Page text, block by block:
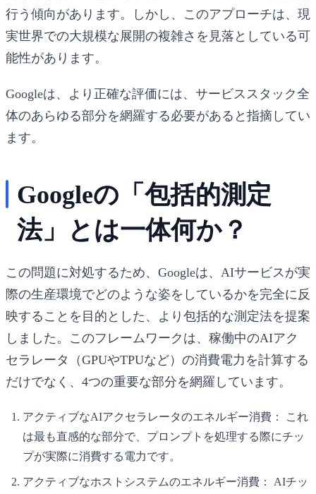
行う傾向があります。しかし、このアプローチは、現
実世界での大規模な展開の複雑さを見落としている可
能性があります。
Googleは、より正確な評価には、サービススタック全
体のあらゆる部分を網羅する必要があると指摘してい
ます。
Googleの「包括的測定
法」とは一体何か？
この問題に対処するため、Googleは、AIサービスが実
際の生産環境でどのような姿をしているかを完全に反
映することを目的とした、より包括的な測定法を提案
しました。このフレームワークは、稼働中のAIアク
セラレータ（GPUやTPUなど）の消費電力を計算する
だけでなく、4つの重要な部分を網羅しています。
アクティブなAIアクセラレータのエネルギー消費：
これ
は最も直感的な部分で、プロンプトを処理する際にチッ
プが実際に消費する電力です。
アクティブなホストシステムのエネルギー消費：
AIチッ